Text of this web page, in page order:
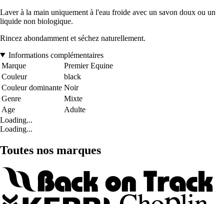
Laver à la main uniquement à l'eau froide avec un savon doux ou un
liquide non biologique.
Rincez abondamment et séchez naturellement.
Informations complémentaires
Marque
Premier Equine
Couleur
black
Couleur dominante Noir
Genre
Mixte
Age
Adulte
Loading...
Loading...
Toutes nos marques